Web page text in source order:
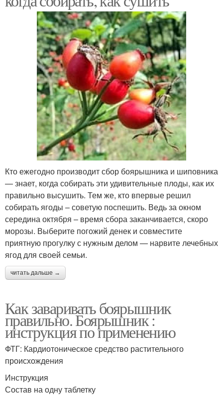
Кто ежегодно производит сбор боярышника и шиповника
— знает, когда собирать эти удивительные плоды, как их
правильно высушить. Тем же, кто впервые решил
собирать ягоды – советую поспешить. Ведь за окном
середина октября – время сбора заканчивается, скоро
морозы. Выберите погожий денек и совместите
приятную прогулку с нужным делом — нарвите лечебных
ягод для своей семьи.
читать дальше →
Как заваривать боярышник
правильно. Боярышник :
инструкция по применению
ФТГ: Кардиотоническое средство растительного
происхождения
Инструкция
Состав на одну таблетку